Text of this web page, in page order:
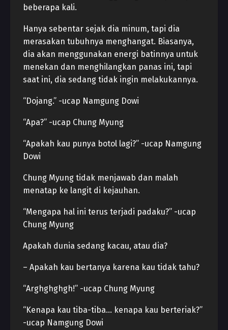
beberapa kali.
Hanya sebentar sejak dia minum, tapi dia
merasakan tubuhnya menghangat. Biasanya,
dia akan menggunakan energi batinnya untuk
menekan dan menghilangkan panas ini, tapi
saat ini, dia sedang tidak ingin melakukannya.
“Dojang.” -ucap Namgung Dowi
“Apa?” -ucap Chung Myung
“Apakah kau punya botol lagi?” -ucap Namgung
Dowi
Chung Myung tidak menjawab dan malah
menatap ke langit di kejauhan.
“Mengapa hal ini terus terjadi padaku?” -ucap
Chung Myung
Apakah dunia sedang kacau, atau dia?
– Apakah kau bertanya karena kau tidak tahu?
“Arghghghgh!” -ucap Chung Myung
“Kenapa kau tiba-tiba… kenapa kau berteriak?”
-ucap Namgung Dowi